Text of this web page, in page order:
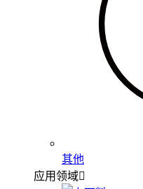
其他
应用领域